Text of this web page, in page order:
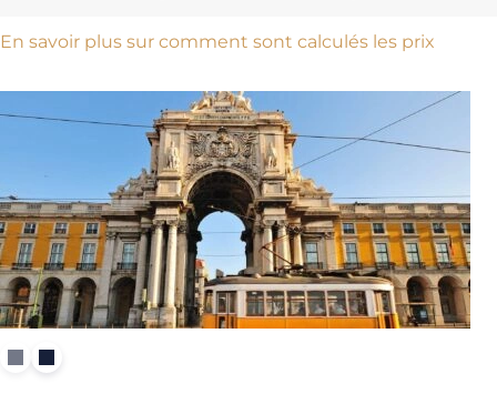
En savoir plus sur comment sont calculés les prix